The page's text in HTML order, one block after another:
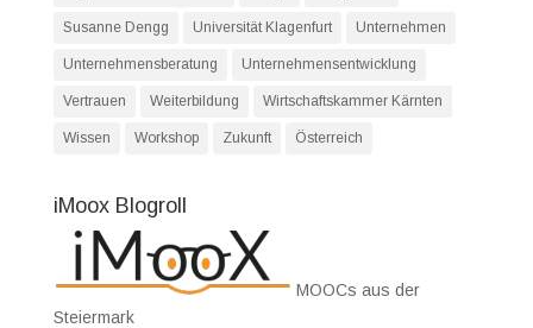
Susanne Dengg Universität Klagenfurt Unternehmen
Unternehmensberatung Unternehmensentwicklung
Vertrauen Weiterbildung Wirtschaftskammer Kärnten
Wissen Workshop Zukunft Österreich
iMoox Blogroll
MOOCs aus der
Steiermark